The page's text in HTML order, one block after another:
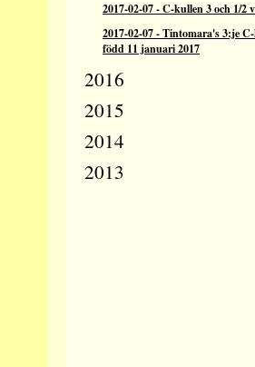
2017-02-07-C-kullen 3 och 1/2
2017-02-07-Tintomara's 3:je
född 11 januari 2017
2016
2015
2014
2013